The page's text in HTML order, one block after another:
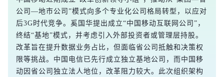
公司—地市公司”模式向多个专业化公司格局转型，以应对
后3G时代竞争。奚国华提出成立“中国移动互联网公司”，
终结“基地”模式，并考虑引入外部投资者或管理层持股。
改革旨在提升数据业务占比，但面临省公司抵触和决策权
限等挑战。中国电信已先行成立独立基地公司，而中国移
动因省公司独立法人地位，改革阻力较大。此次组织架构